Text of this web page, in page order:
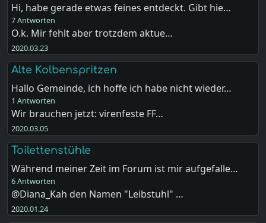
Hi, habe gerade etwas feines entdeckt. Gibt hie…
7 Antworten
O.k. Mir fehlt aber trotzdem aktue…
2020.03.23
Alte Kolbenspritzen
Hallo Gemeinde, ich hoffe ich habe nicht wieder…
1 Antworten
Wir brauchen jetzt: virenfeste FF…
2020.03.05
Toilettenstühle
Während meiner Zeit im Forum ist mir aufgefalle…
6 Antworten
@Diana_Kah den Namen "Leibstuhl" …
2020.01.24